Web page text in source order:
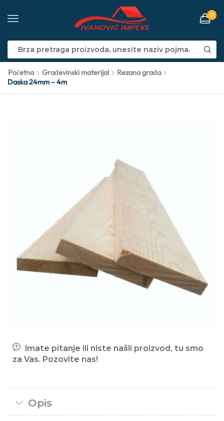
0
Početna Građevinski materijal
Rezana građa
Daska 24mm – 4m
Imate pitanje ili niste našli proizvod, tu smo
za Vas. Pozovite nas!
Opis